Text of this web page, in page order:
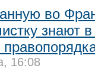
во
знают
16:08